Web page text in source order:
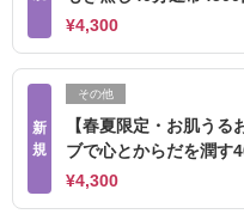
¥4,300
新
規
その他
【春夏限定・お肌う
ブで心とからだを潤す
¥4,300